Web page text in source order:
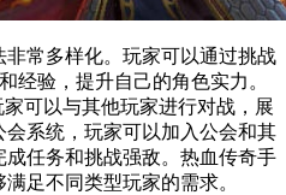
常多样化。玩家可以通过挑战
经验，提升自己的角色实力。
可以与其他玩家进行对战，展
系统，玩家可以加入公会和其
任务和挑战强敌。热血传奇手
足不同类型玩家的需求。